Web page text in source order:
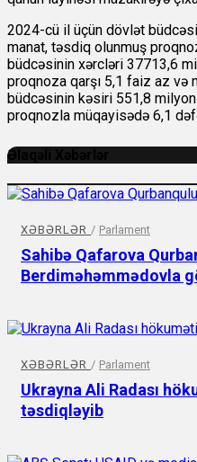
2024-cü il üçün dövlət
manat, təsdiq olunmuş
büdcəsinin xərcləri 37713,6
proqnoza qarşı 5,1 faiz az və
büdcəsinin kəsiri 551,8
proqnozla müqayisədə 6,1
Əlaqəli Xəbərlər
XƏBƏRLƏR / Parlament
Sahibə Qafarova
Berdiməhəmmədovla
XƏBƏRLƏR / Parlament
Ukrayna Ali Radası
təsdiqləyib